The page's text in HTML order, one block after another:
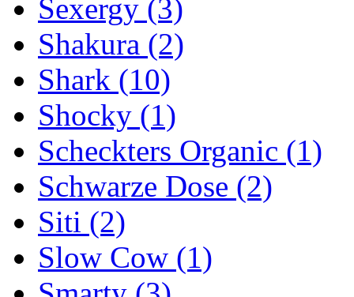
Sexergy (3)
Shakura (2)
Shark (10)
Shocky (1)
Scheckters Organic (1)
Schwarze Dose (2)
Siti (2)
Slow Cow (1)